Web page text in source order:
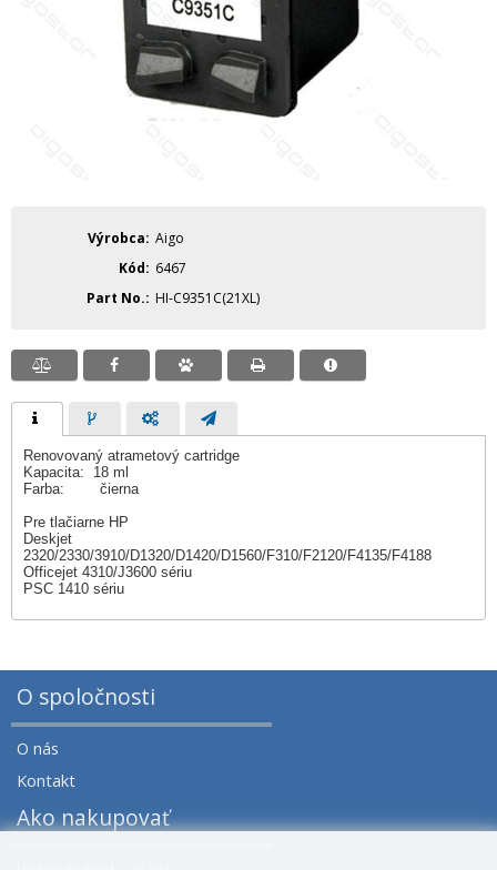
Výrobca Aigo
Kód
6467
Part No.
HI-C9351C(21XL)
Renovovaný atrametový cartridge
Kapacita: 18 ml
Farba: čierna
Pre tlačiarne HP
Deskjet
2320/2330/3910/D1320/D1420/D1560/F310/F2120/F4135/F4188
Officejet 4310/J3600 sériu
PSC 1410 sériu
O spoločnosti
O nás
Kontakt
Ako nakupovať